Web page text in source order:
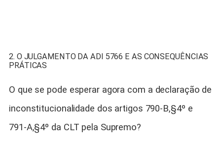
2. O JULGAMENTO DA ADI 5766 E AS CONSEQUÊNCIAS
PRÁTICAS
O que se pode esperar agora com a declaração de
inconstitucionalidade dos artigos 790-B,§4º e
791-A,§4º da CLT pela Supremo?